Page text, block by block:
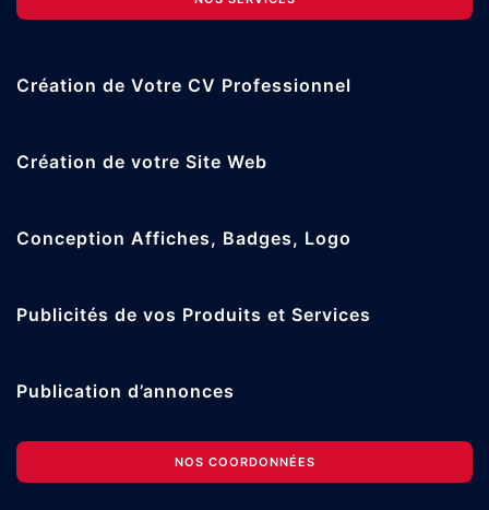
Création de Votre CV Professionnel
Création de votre Site Web
Conception Affiches, Badges, Logo
Publicités de vos Produits et Services
Publication d’annonces
NOS COORDONNÉES